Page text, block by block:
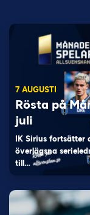
7 AUGUSTI
Rösta på
juli
IK Sirius
överlägsna
till…